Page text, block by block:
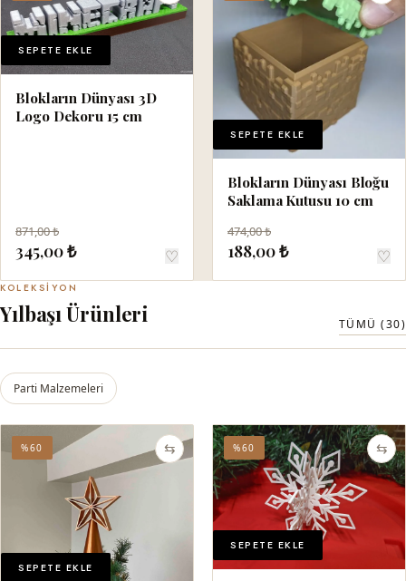
SEPETE EKLE
Blokların Dünyası 3D
Logo Dekoru 15 cm
871,00 ₺
345,00 ₺ ♡
SEPETE EKLE
Blokların Dünyası Bloğu
Saklama Kutusu 10 cm
474,00 ₺
188,00 ₺ ♡
KOLEKSIYON
Yılbaşı Ürünleri TÜMÜ (30)
Parti Malzemeleri
⇆
%60
SEPETE EKLE
⇆
%60
SEPETE EKLE